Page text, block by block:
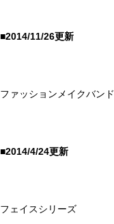
■2014/11/26更新
ファッションメイクバンド
■2014/4/24更新
フェイスシリーズ